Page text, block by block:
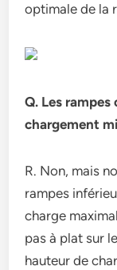
optimale de la
Q. Les
chargement
R. Non, mais
rampes
charge
pas à plat sur
hauteur de